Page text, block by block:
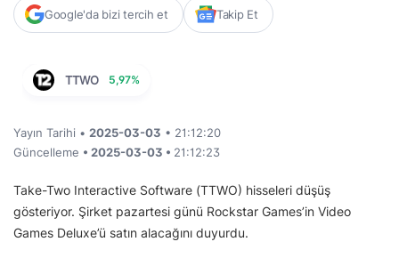
Google'da bizi tercih et Takip Et
TTWO 5,97%
Yayın Tarihi • 2025-03-03 • 21:12:20
Güncelleme • 2025-03-03 • 21:12:23
Take-Two Interactive Software (TTWO) hisseleri düşüş
gösteriyor. Şirket pazartesi günü Rockstar Games’in Video
Games Deluxe’ü satın alacağını duyurdu.